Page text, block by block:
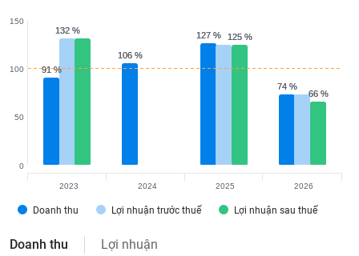
91 %
91 %
106 %
106 %
127 %
127 %
74 %
74 %
132 %
132 %
125 %
125 %
66 %
66 %
Doanh thu Lợi nhuận trước thuế Lợi nhuận sau thuế
0
50
100
150
2023 2024 2025 2026
Doanh thu Lợi nhuận